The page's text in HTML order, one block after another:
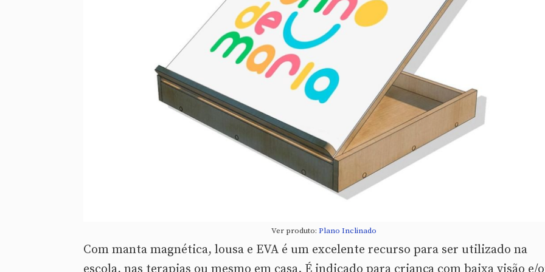
Ver produto: Plano Inclinado
Com manta magnética, lousa e EVA é um excelente recurso para ser utilizado na